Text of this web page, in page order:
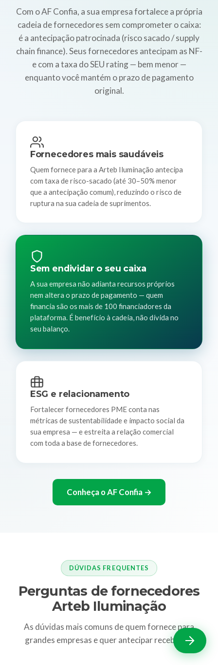
Com o AF Confia, a sua empresa fortalece a própria
cadeia de fornecedores sem comprometer o caixa:
é a antecipação patrocinada (risco sacado / supply
chain finance). Seus fornecedores antecipam as NF-
e com a taxa do SEU rating — bem menor —
enquanto você mantém o prazo de pagamento
original.
Fornecedores mais saudáveis
Quem fornece para a Arteb Iluminação antecipa
com taxa de risco-sacado (até 30–50% menor
que a antecipação comum), reduzindo o risco de
ruptura na sua cadeia de suprimentos.
Sem endividar o seu caixa
A sua empresa não adianta recursos próprios
nem altera o prazo de pagamento — quem
financia são os mais de 100 financiadores da
plataforma. É benefício à cadeia, não dívida no
seu balanço.
ESG e relacionamento
Fortalecer fornecedores PME conta nas
métricas de sustentabilidade e impacto social da
sua empresa — e estreita a relação comercial
com toda a base de fornecedores.
Conheça o AF Confia →
DÚVIDAS FREQUENTES
Perguntas de fornecedores
Arteb Iluminação
As dúvidas mais comuns de quem fornece para
grandes empresas e quer antecipar recebíveis.